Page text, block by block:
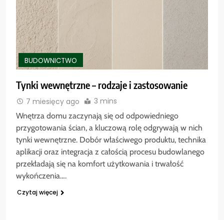
BUDOWNICTWO
Tynki wewnętrzne – rodzaje i zastosowanie
7 miesięcy ago 3 mins
Wnętrza domu zaczynają się od odpowiedniego
przygotowania ścian, a kluczową rolę odgrywają w nich
tynki wewnętrzne. Dobór właściwego produktu, technika
aplikacji oraz integracja z całością procesu budowlanego
przekładają się na komfort użytkowania i trwałość
wykończenia….
Czytaj więcej